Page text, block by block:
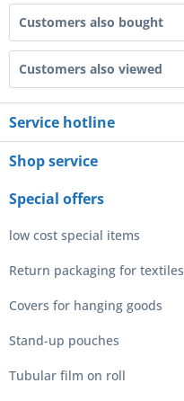
Customers also bought
Customers also viewed
Service hotline
Shop service
Special offers
low cost special items
Return packaging for textiles
Covers for hanging goods
Stand-up pouches
Tubular film on roll